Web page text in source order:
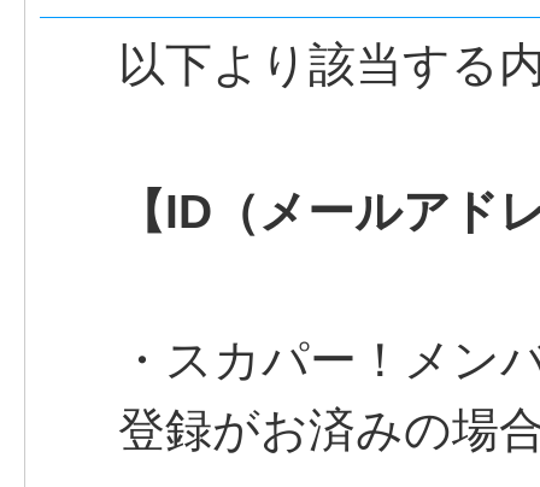
以下より該当する
【ID（メールアド
・スカパー！メン
登録がお済みの